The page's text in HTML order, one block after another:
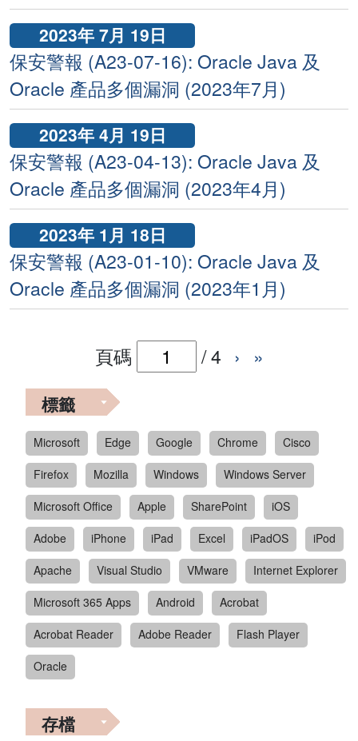
2023年 7月 19日
保安警報 (A23-07-16): Oracle Java 及
Oracle 產品多個漏洞 (2023年7月)
2023年 4月 19日
保安警報 (A23-04-13): Oracle Java 及
Oracle 產品多個漏洞 (2023年4月)
2023年 1月 18日
保安警報 (A23-01-10): Oracle Java 及
Oracle 產品多個漏洞 (2023年1月)
頁碼 /4 › »
標籤
Microsoft Edge Google Chrome
Cisco
Firefox
Mozilla Windows
Windows Server
Microsoft Office
Apple SharePoint
iOS
Adobe
iPhone iPad Excel iPadOS
iPod
Apache
Visual Studio VMware
Internet Explorer
Microsoft 365 Apps
Android
Acrobat
Acrobat Reader
Adobe Reader
Flash Player
Oracle
存檔